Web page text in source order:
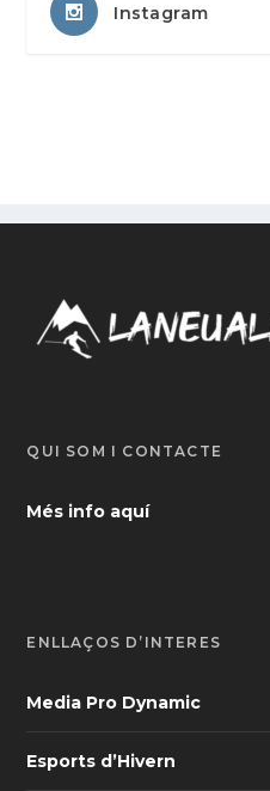
Instagram
QUI SOM I CONTACTE
Més info aquí
ENLLAÇOS D’INTERÈS
Media Pro Dynamic
Esports d’Hivern